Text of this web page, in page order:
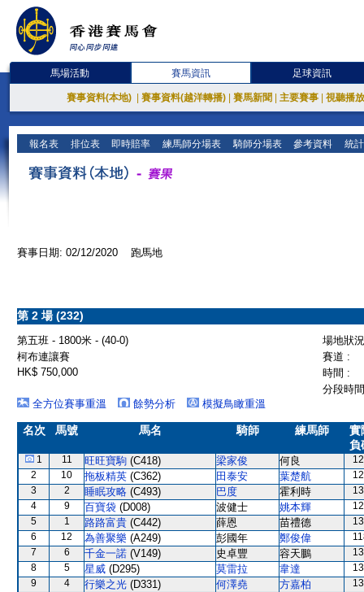
馬場活動 賽馬資訊 足球資訊
賽事資料(本地) 賽事資料(越洋轉播) 賽馬新聞 主要賽事 視聽播
報名表 排位表 即時賠率 練馬師分場表 騎師分場表 參考資料 統
賽事日期: 02/12/2020 跑馬地
第 2 場 (232)
第五班 - 1800米 - (40-0)
場地狀
柯布連讓賽
賽道 :
HK$ 750,000
時間 :
分段時
全方位賽事重溫
餘勢分析 模擬鳥瞰重溫
名次 馬號 馬名 騎師 練馬師
實
負
1 11 旺旺寶駒 (C418) 梁家俊 何良
2
10 拖板精英 (C362) 田泰安 葉楚航
3
2 睡眠攻略 (C493) 巴度 霍利時
4
9 百寶袋 (D008) 波健士 姚本輝
5
1 路路富貴 (C442) 薛恩 苗禮德
6
12 為善聚樂 (A249) 彭國年 鄭俊偉
7
6 千金一諾 (V149) 史卓豐 容天鵬
8
5 星威 (D295) 莫雷拉 韋達
9
4 行樂之光 (D331) 何澤堯 方嘉柏